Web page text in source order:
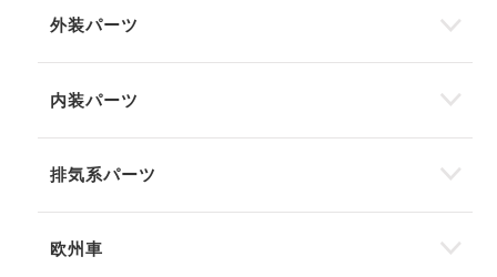
外装パーツ
内装パーツ
排気系パーツ
欧州車